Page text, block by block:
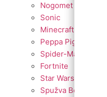
Nogomet
Sonic
Minecraft
Peppa Pig
Spider-Man
Fortnite
Star Wars
Spužva Bob